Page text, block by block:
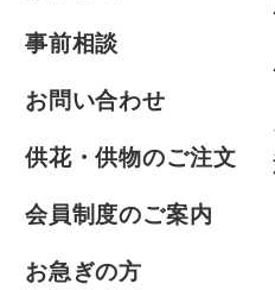
事前相談
お問い合わせ
供花・供物のご注文
会員制度のご案内
お急ぎの方